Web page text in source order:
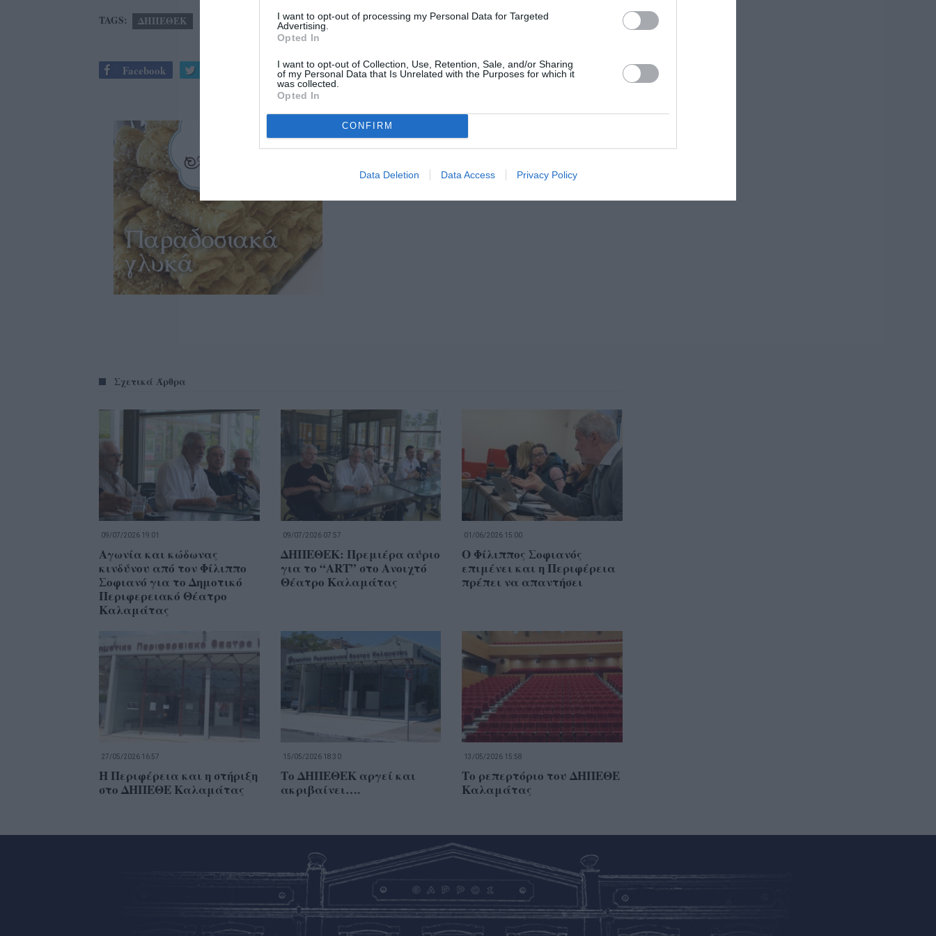
I want to opt-out of processing my Personal Data for Targeted
Advertising.
Opted In
I want to opt-out of Collection, Use, Retention, Sale, and/or Sharing
of my Personal Data that Is Unrelated with the Purposes for which it
was collected.
Opted In
CONFIRM
Data Deletion Data Access Privacy Policy
TAGS: ΔΗΠΕΘΕΚ
Facebook
Σχετικά Άρθρα
09/07/2026 19:01
Αγωνία και κώδωνας
κινδύνου από τον Φίλιππο
Σοφιανό για το Δημοτικό
Περιφερειακό Θέατρο
Καλαμάτας
09/07/2026 07:57
ΔΗΠΕΘΕΚ: Πρεμιέρα αύριο
για το “ART” στο Ανοιχτό
Θέατρο Καλαμάτας
01/06/2026 15:00
Ο Φίλιππος Σοφιανός
επιμένει και η Περιφέρεια
πρέπει να απαντήσει
27/05/2026 16:57
Η Περιφέρεια και η στήριξη
στο ΔΗΠΕΘΕ Καλαμάτας
15/05/2026 18:30
Το ΔΗΠΕΘΕK αργεί και
ακριβαίνει….
13/05/2026 15:58
Το ρεπερτόριο του ΔΗΠΕΘΕ
Καλαμάτας